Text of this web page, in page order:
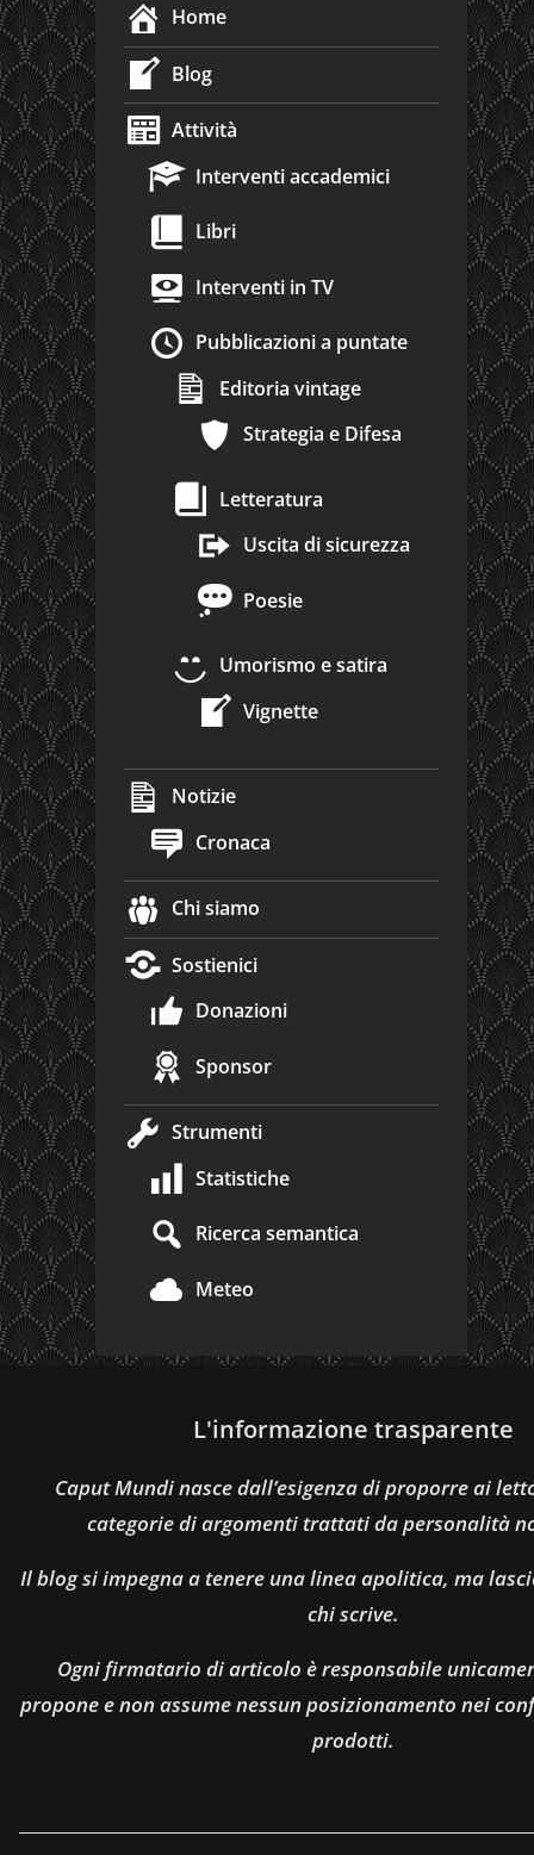
Home
Blog
Attività
Interventi accademici
Libri
Interventi in TV
Pubblicazioni a puntate
Editoria vintage
Strategia e Difesa
Letteratura
Uscita di sicurezza
Poesie
Umorismo e satira
Vignette
Notizie
Cronaca
Chi siamo
Sostienici
Donazioni
Sponsor
Strumenti
Statistiche
Ricerca semantica
Meteo
L'informazione trasparente
Caput Mundi nasce dall’esigenza di proporre ai
categorie di argomenti trattati da personalità
Il blog si impegna a tenere una linea apolitica, ma
chi scrive.
Ogni firmatario di articolo è responsabile
propone e non assume nessun posizionamento nei
prodotti.